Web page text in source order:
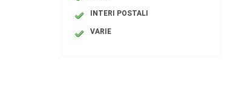
INTERI POSTALI
VARIE